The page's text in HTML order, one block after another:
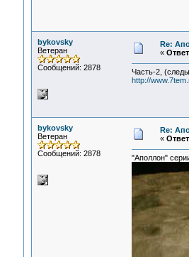
bykovsky
Ветеран
Сообщений: 2878
Re:
«
Часть-2,
http://
bykovsky
Ветеран
Сообщений: 2878
Re:
«
"Аполлон"